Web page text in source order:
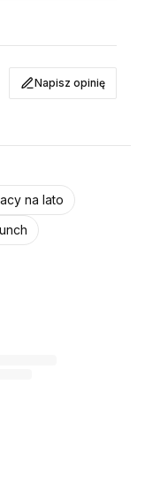
nie wybielać.
Napisz opinię
na lato